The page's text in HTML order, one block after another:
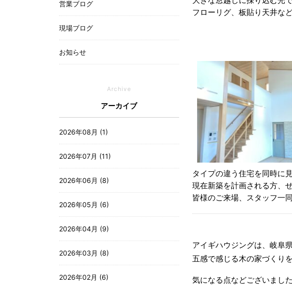
フローリグ、板貼り天井な
タイプの違う住宅を同時に
現在新築を計画される方、
皆様のご来場、スタッフ一
アイギハウジングは、岐阜
五感で感じる木の家づくり
気になる点などございまし
営業ブログ
現場ブログ
お知らせ
Archive
アーカイブ
2026年08月 (1)
2026年07月 (11)
2026年06月 (8)
2026年05月 (6)
2026年04月 (9)
2026年03月 (8)
2026年02月 (6)